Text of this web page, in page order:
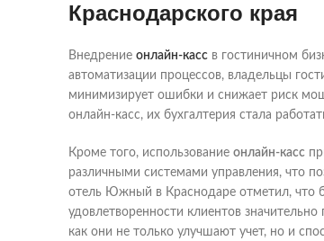
Краснодарского края
Внедрение онлайн-касс в гостиничном
автоматизации процессов, владельцы
минимизирует ошибки и снижает риск
онлайн-касс, их бухгалтерия стала
Кроме того, использование онлайн-касс
различными системами управления, что
отель Южный в Краснодаре отметил, что
удовлетворенности клиентов
как они не только улучшают учет, но и